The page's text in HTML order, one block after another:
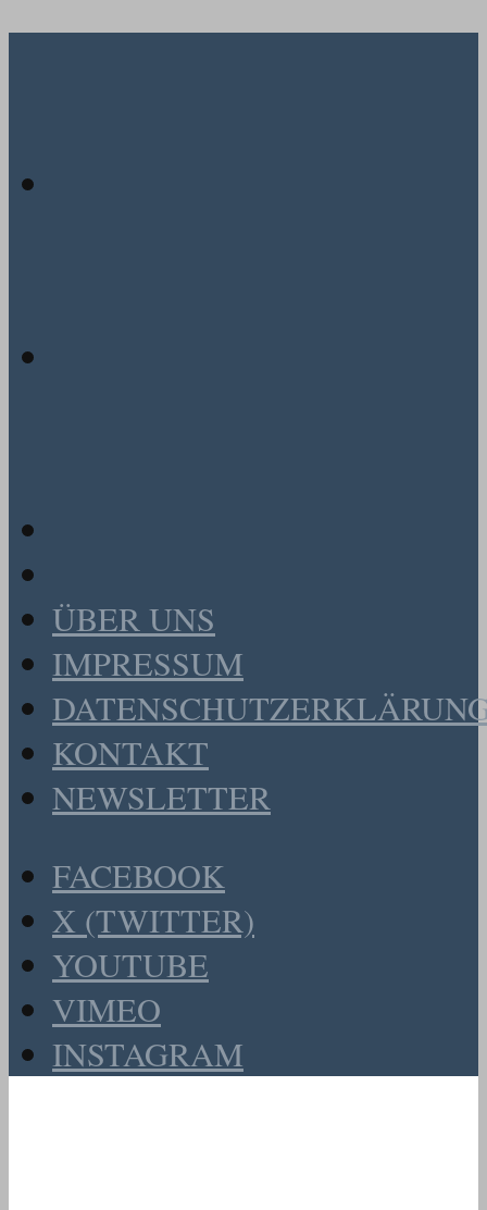
ÜBER UNS
IMPRESSUM
KONTAKT
NEWSLETTER
FACEBOOK
X (TWITTER)
YOUTUBE
VIMEO
INSTAGRAM